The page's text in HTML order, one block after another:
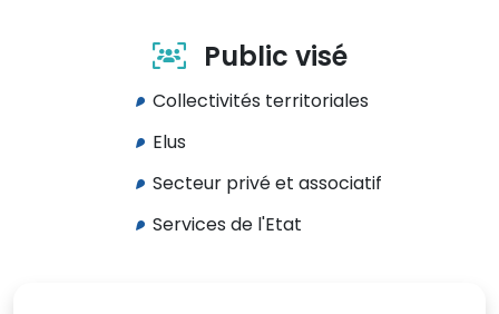
Public visé
Collectivités territoriales
Elus
Secteur privé et associatif
Services de l'Etat